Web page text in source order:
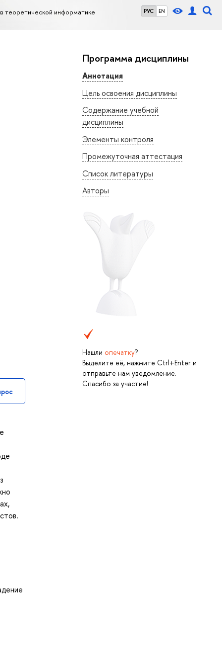
РУС EN
теоретической информатике
Программа дисциплины
Аннотация
Цель освоения дисциплины
Содержание учебной
дисциплины
Элементы контроля
Промежуточная аттестация
Список литературы
Авторы
Нашли опечатку?
Выделите её, нажмите Ctrl+Enter и
отправьте нам уведомление.
Спасибо за участие!